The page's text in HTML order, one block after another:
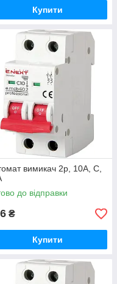
Купити
вимикач 2р, 10А, C,
до відправки
₴
Купити